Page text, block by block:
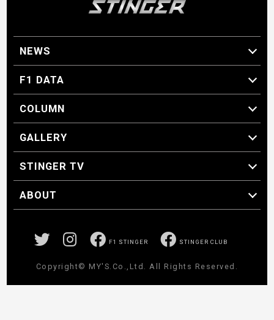
NEWS
F1 ニュース
F1 DATA
F1 日程
F1 データ
COLUMN
マイ・ワンダフル・サーキット
スクーデリア・一方通行
F1に燃え、ゴルフに泣く日々。
スティングくんの部屋
GALLERY
GALLERY
STINGER TV
STINGER TV
ABOUT
F1 STINGER STINGER CLUB
Copyright© MY'S.Co.,Ltd. All Rights Reserved.